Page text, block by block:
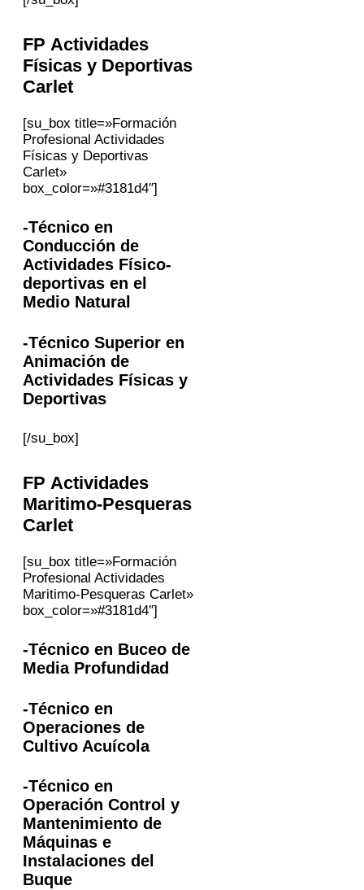
FP Actividades
Físicas y Deportivas
Carlet
[su_box title=»Formación
Profesional Actividades
Físicas y Deportivas
Carlet»
box_color=»#3181d4″]
-Técnico en
Conducción de
Actividades Físico-
deportivas en el
Medio Natural
-Técnico Superior en
Animación de
Actividades Físicas y
Deportivas
[/su_box]
FP Actividades
Maritimo-Pesqueras
Carlet
[su_box title=»Formación
Profesional Actividades
Maritimo-Pesqueras Carlet»
box_color=»#3181d4″]
-Técnico en Buceo de
Media Profundidad
-Técnico en
Operaciones de
Cultivo Acuícola
-Técnico en
Operación Control y
Mantenimiento de
Máquinas e
Instalaciones del
Buque